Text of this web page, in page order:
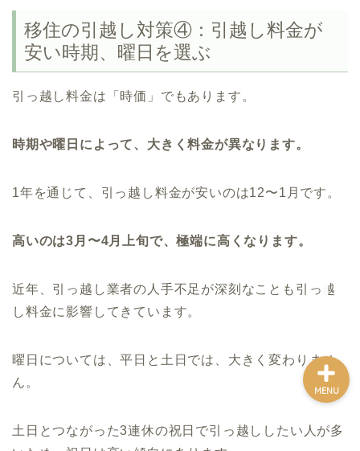
移住の引越し対策④：引越し料金が
安い時期、曜日を選ぶ
引っ越し料金は「時価」でもあります。
時期や曜日によって、大きく料金が異なります。
1年を通じて、引っ越し料金が安いのは12〜1月です。
高いのは3月〜4月上旬で、極端に高くなります。
近年、引っ越し業者の人手不足が深刻なことも引っ越
し料金に影響してきています。
曜日については、平日と土日では、大きく変わりませ
ん。
土日とつながった3連休の祝日で引っ越ししたい人が多
MENU
ホーム
複業
移住前
移住後